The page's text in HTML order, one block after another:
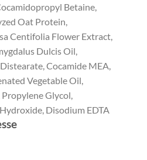
Betaine,
Oat Protein,
Centifolia Flower Extract,
Dulcis Oil,
Cocamide MEA,
Vegetable Oil,
Glycol,
Disodium EDTA